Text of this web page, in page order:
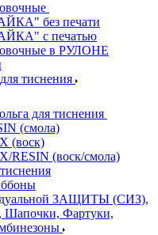
без печати
с печатью
в РУЛОНЕ
тиснения
для тиснения
(смола)
(воск)
RESIN (воск/смола)
ЗАЩИТЫ (СИЗ),
Шапочки, Фартуки,